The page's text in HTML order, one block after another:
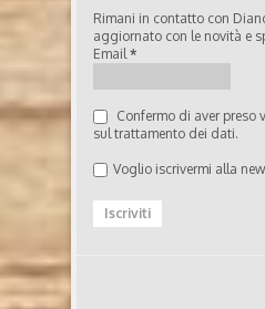
Rimani in contatto con
aggiornato con le novità e
Email*
Confermo di aver preso
sul trattamento dei dati.
Voglio iscrivermi alla